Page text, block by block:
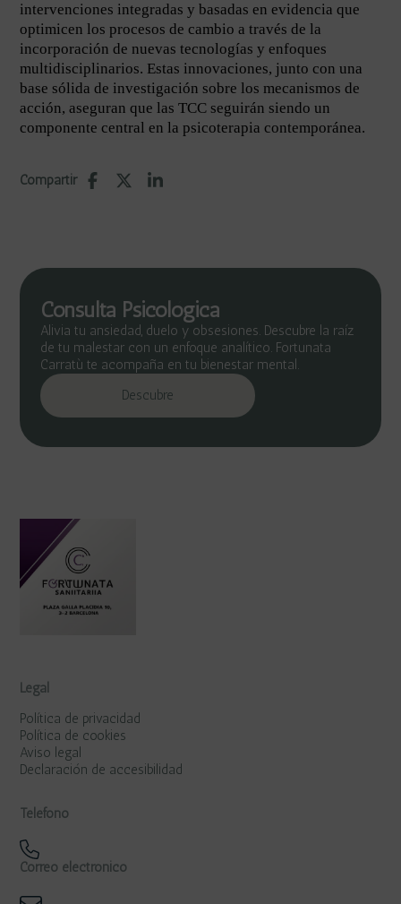
intervenciones integradas y basadas en evidencia que
optimicen los procesos de cambio a través de la
incorporación de nuevas tecnologías y enfoques
multidisciplinarios. Estas innovaciones, junto con una
base sólida de investigación sobre los mecanismos de
acción, aseguran que las TCC seguirán siendo un
componente central en la psicoterapia contemporánea.
Compartir
Consulta Psicológica
Alivia tu ansiedad, duelo y obsesiones. Descubre la raíz
de tu malestar con un enfoque analítico. Fortunata
Carratù te acompaña en tu bienestar mental.
Descubre
Legal
Política de privacidad
Política de cookies
Aviso legal
Declaración de accesibilidad
Teléfono
Correo electrónico